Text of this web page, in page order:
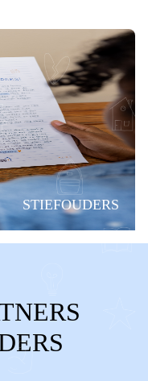
STIEFOUDERS
TIPS